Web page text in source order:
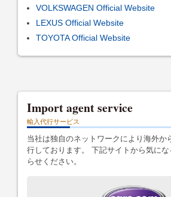
VOLKSWAGEN Official Website
LEXUS Official Website
TOYOTA Official Website
Import agent service
輸入代行サービス
当社は独自のネットワークにより海外か
行しております。 下記サイトから気に
らせください。